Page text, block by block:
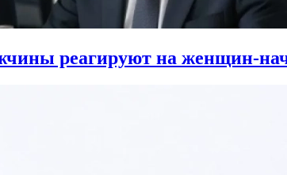
реагируют на женщин-